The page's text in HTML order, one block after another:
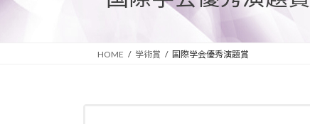
HOME 学術賞 国際学会優秀演題賞